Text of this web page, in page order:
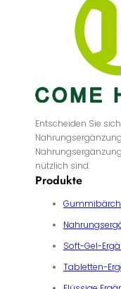
Entscheiden Sie
nützlich sind.
Produkte
Soft-Gel-
Tabletten-